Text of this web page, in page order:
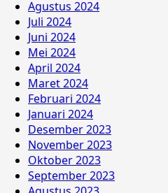
Agustus 2024
Juli 2024
Juni 2024
Mei 2024
April 2024
Maret 2024
Februari 2024
Januari 2024
Desember 2023
November 2023
Oktober 2023
September 2023